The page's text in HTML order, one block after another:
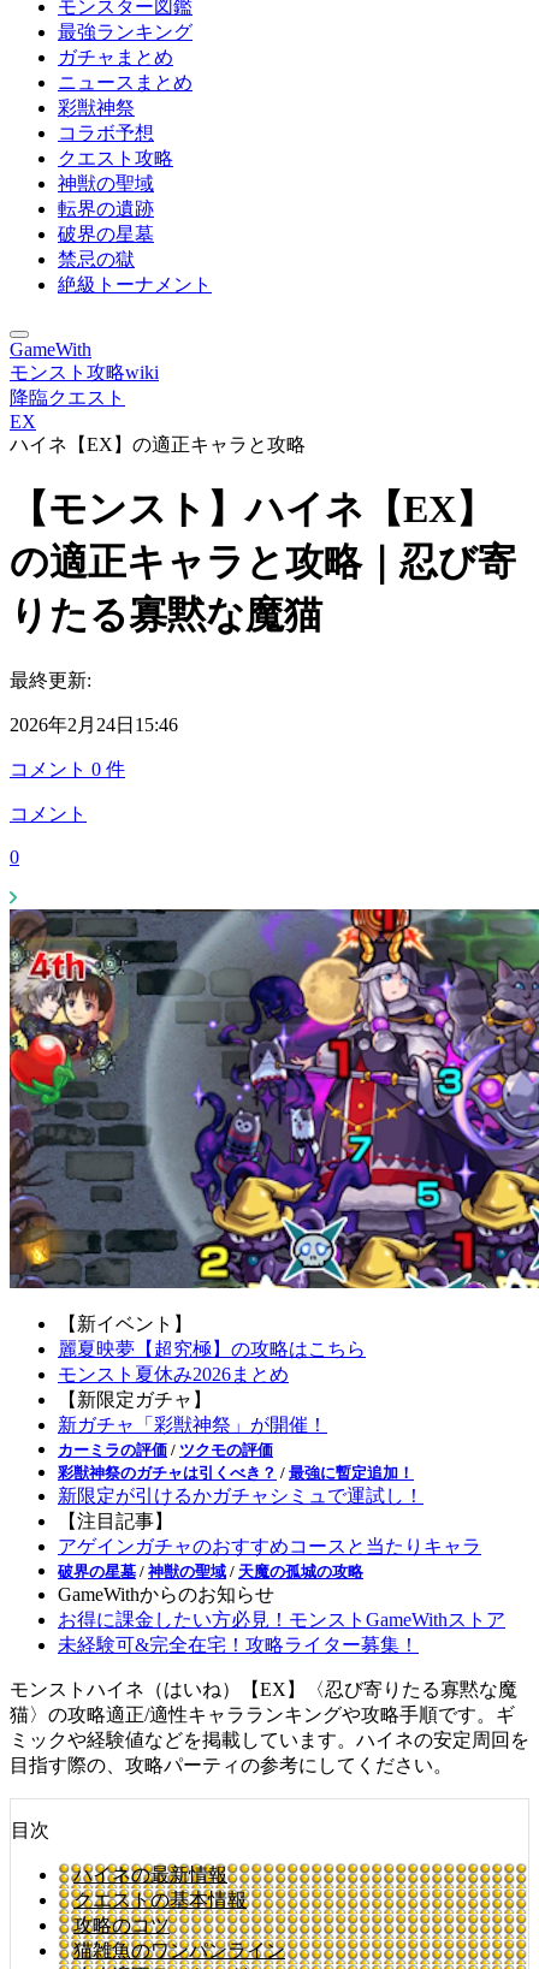
モンスター図鑑
最強ランキング
ガチャまとめ
ニュースまとめ
彩獣神祭
コラボ予想
クエスト攻略
神獣の聖域
転界の遺跡
破界の星墓
禁忌の獄
絶級トーナメント
GameWith
モンスト攻略wiki
降臨クエスト
EX
ハイネ【EX】の適正キャラと攻略
【モンスト】ハイネ【EX】
の適正キャラと攻略｜忍び寄
りたる寡黙な魔猫
最終更新:
2026年2月24日15:46
コメント 0 件
コメント
0
【新イベント】
麗夏映夢【超究極】の攻略はこちら
モンスト夏休み2026まとめ
【新限定ガチャ】
新ガチャ「彩獣神祭」が開催！
カーミラの評価 / ツクモの評価
彩獣神祭のガチャは引くべき？ / 最強に暫定追加！
新限定が引けるかガチャシミュで運試し！
【注目記事】
アゲインガチャのおすすめコースと当たりキャラ
破界の星墓 / 神獣の聖域 / 天魔の孤城の攻略
GameWithからのお知らせ
お得に課金したい方必見！モンストGameWithストア
未経験可&完全在宅！攻略ライター募集！
モンストハイネ（はいね）【EX】〈忍び寄りたる寡黙な魔
猫〉の攻略適正/適性キャラランキングや攻略手順です。ギ
ミックや経験値などを掲載しています。ハイネの安定周回を
目指す際の、攻略パーティの参考にしてください。
目次
ハイネの最新情報
クエストの基本情報
攻略のコツ
猫雑魚のワンパンライン